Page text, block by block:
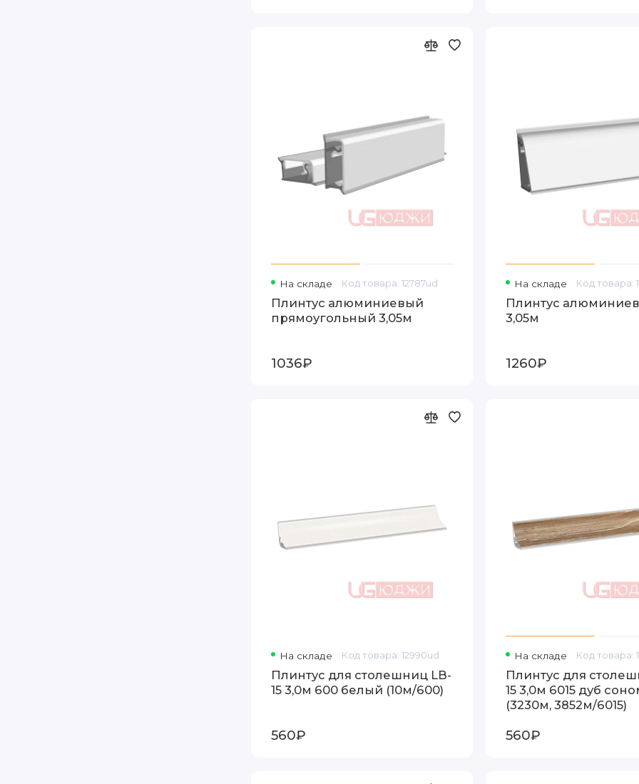
На складе Код товара: 12787ud
Плинтус алюминиевый
прямоугольный 3,05м
1036₽
На складе Код товара:
Плинтус
3,05м
1260₽
На складе Код товара: 12990ud
Плинтус для столешниц LB-
15 3,0м 600 белый (10м/600)
560₽
На складе Код товара:
Плинтус для
15 3,0м 6015 дуб
(3230м, 3852м/6015)
560₽